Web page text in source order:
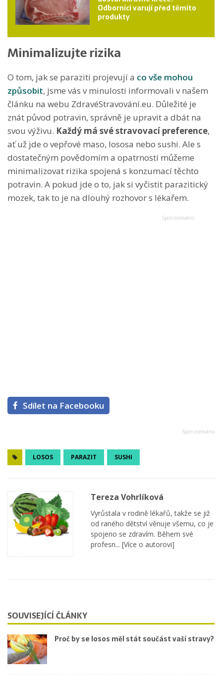
Odborníci varují před těmito
produkty
Minimalizujte rizika
O tom, jak se paraziti projevují a co vše mohou
způsobit, jsme vás v minulosti informovali v našem
článku na webu ZdravéStravování.eu. Důležité je
znát původ potravin, správně je upravit a dbát na
svou výživu. Každý má své stravovací preference,
ať už jde o vepřové maso, lososa nebo sushi. Ale s
dostatečným povědomím a opatrností můžeme
minimalizovat rizika spojená s konzumací těchto
potravin. A pokud jde o to, jak si vyčistit parazitický
mozek, tak to je na dlouhý rozhovor s lékařem.
Sdílet na Facebooku
LOSOS PARAZIT SUSHI
Tereza Vohrlíková
Vyrůstala v rodině lékařů, takže se již
od raného dětství věnuje všemu, co je
spojeno se zdravím. Během své
profesn... [Více o autorovi]
SOUVISEJÍCÍ ČLÁNKY
Proč by se losos měl stát součást vaší stravy?